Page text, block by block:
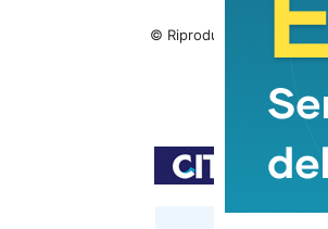
© Riproduzione riservata
TAGS